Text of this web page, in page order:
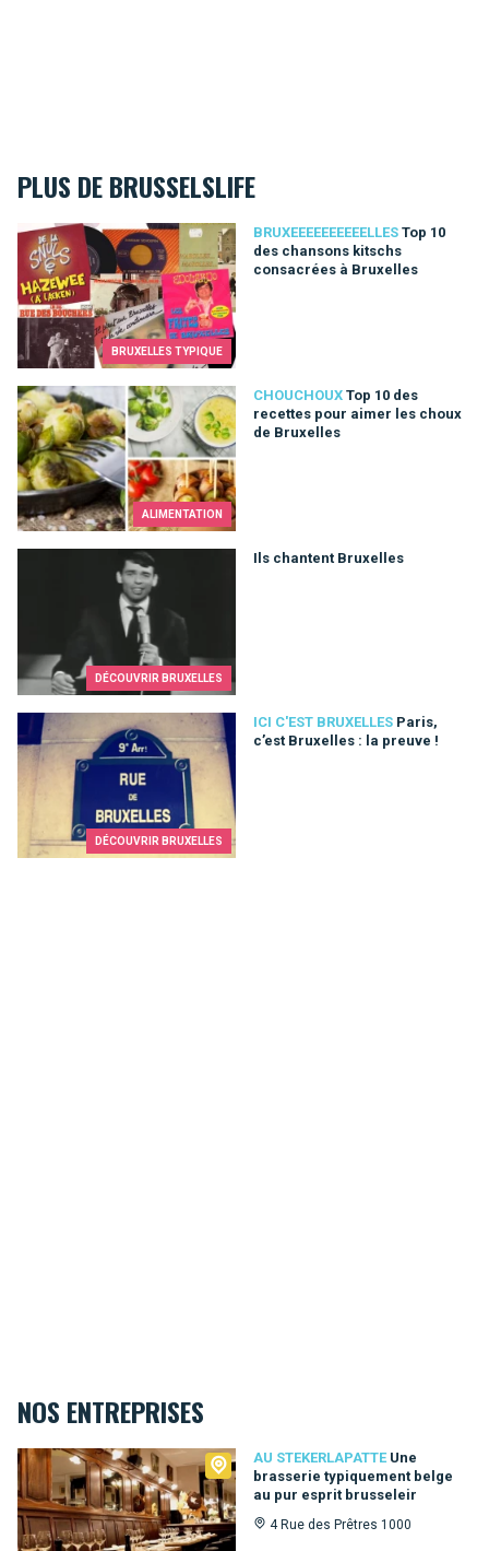
PLUS DE BRUSSELSLIFE
BRUXELLES TYPIQUE
BRUXEEEEEEEEEELLES Top 10
des chansons kitschs
consacrées à Bruxelles
Top 10 des chansons kitschs consacrées à Bruxelles
ALIMENTATION
CHOUCHOUX Top 10 des
recettes pour aimer les choux
de Bruxelles
Top 10 des recettes pour aimer les choux de Bruxelles
DÉCOUVRIR BRUXELLES
Ils chantent Bruxelles
Ils chantent Bruxelles
DÉCOUVRIR BRUXELLES
ICI C'EST BRUXELLES Paris,
c’est Bruxelles : la preuve !
Paris, c’est Bruxelles : la preuve !
NOS ENTREPRISES
AU STEKERLAPATTE Une
brasserie typiquement belge
au pur esprit brusseleir
4 Rue des Prêtres 1000
Au Stekerlapatte